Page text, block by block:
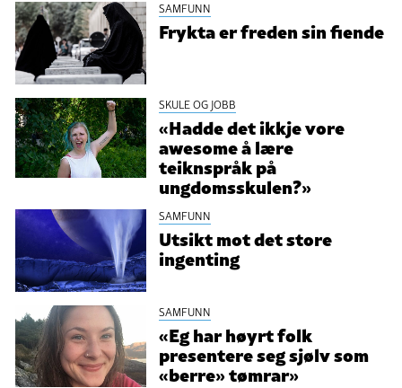
SAMFUNN
Frykta er freden sin fiende
SKULE OG JOBB
«Hadde det ikkje vore
awesome å lære
teiknspråk på
ungdomsskulen?»
SAMFUNN
Utsikt mot det store
ingenting
SAMFUNN
«Eg har høyrt folk
presentere seg sjølv som
«berre» tømrar»